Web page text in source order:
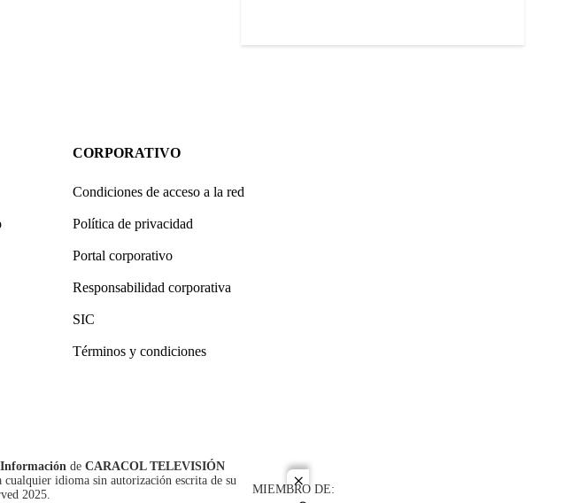
close
CORPORATIVO
Condiciones de acceso a la red
Política de privacidad
Portal corporativo
Responsabilidad corporativa
SIC
Términos y condiciones
de CARACOL TELEVISIÓN
idioma sin autorización escrita de su
2025.
MIEMBRO DE: